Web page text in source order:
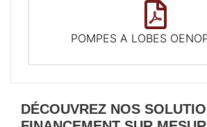
POMPES A LOBES
DÉCOUVREZ NOS